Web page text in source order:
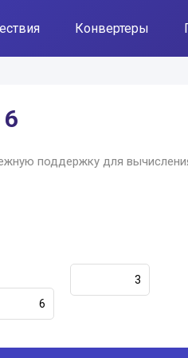
Конвертеры
поддержку для